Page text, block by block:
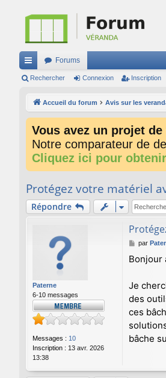
ac
Forums
Rechercher Connexion Inscription
Accueil du forum Avis sur les
Vous avez un projet de
Notre comparateur de
Cliquez ici pour
Protégez votre matériel
Répondre
Paterne
6-10 messages
Messages : 10
Inscription : 13 avr. 2026
13:38
M
s
g
e
par
Bonjour
Je
des
ces
bâche